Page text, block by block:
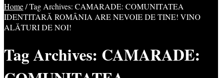
Home/Tag Archives: CAMARADE: COMUNITATEA
IDENTITARĂ ROMÂNIA ARE NEVOIE DE TINE! VINO
ALĂTURI DE NOI!
Tag Archives: CAMARADE: